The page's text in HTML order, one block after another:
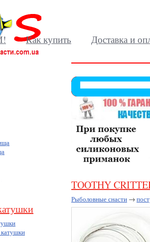
Как купить Доставка и
TOOTHY
Рыболовные снасти →